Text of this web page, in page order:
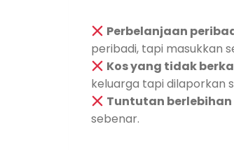
Perbelanjaan
peribadi, tapi masukkan
Kos yang tidak
keluarga tapi dilaporkan
Tuntutan berlebihan
sebenar.